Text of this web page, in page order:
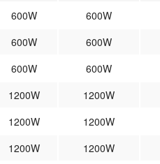
600W 600W
600W 600W
600W 600W
1200W 1200W
1200W 1200W
1200W 1200W